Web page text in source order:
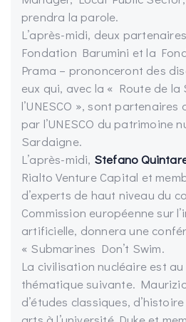
prendra la parole.
L’après-midi, deux
Fondation Barumini et la
Prama – prononceront des
eux qui, avec la « Route de la
l’UNESCO », sont
par l’UNESCO du patrimoine
Sardaigne.
L’après-midi, Stefano
Rialto Venture Capital et
d’experts de haut niveau du
Commission européenne sur
artificielle, donnera une
« Submarines Don’t Swim.
La civilisation nucléaire est
thématique suivante.
d’études classiques,